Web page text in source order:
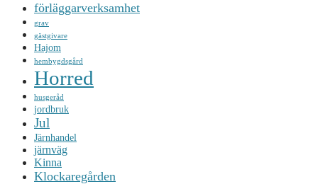
förläggarverksamhet
grav
gästgivare
Hajom
hembygdsgård
Horred
husgeråd
jordbruk
Jul
Järnhandel
järnväg
Kinna
Klockaregården